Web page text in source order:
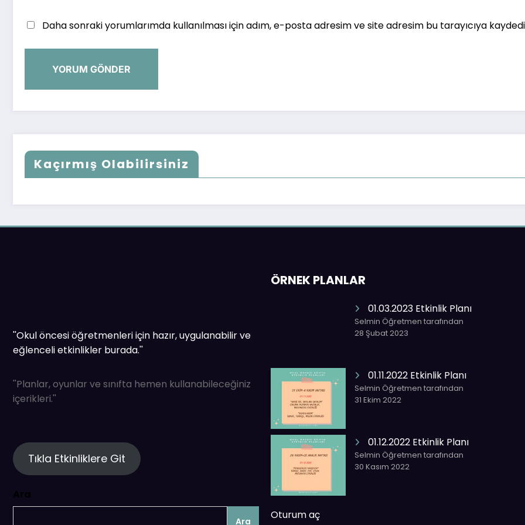
Daha sonraki yorumlarımda kullanılması için adım, e-posta adresim ve site adresim bu tarayıcıya
Kaçırmış Olabilirsiniz
''Okul öncesi öğretmenleri için hazır, uygulanabilir ve
eğlenceli etkinlikler burada.''
''Planlar, oyunlar ve sınıfta hemen kullanabileceğiniz
içerikleri.''
Tıkla Etkinliklere Git
Ara
Ara
ÖRNEK PLANLAR
01.03.2023 Etkinlik Planı
Selmin Öğretmen tarafından
28 Şubat 2023
01.11.2022 Etkinlik Planı
Selmin Öğretmen tarafından
31 Ekim 2022
01.12.2022 Etkinlik Planı
Selmin Öğretmen tarafından
30 Kasım 2022
Oturum aç